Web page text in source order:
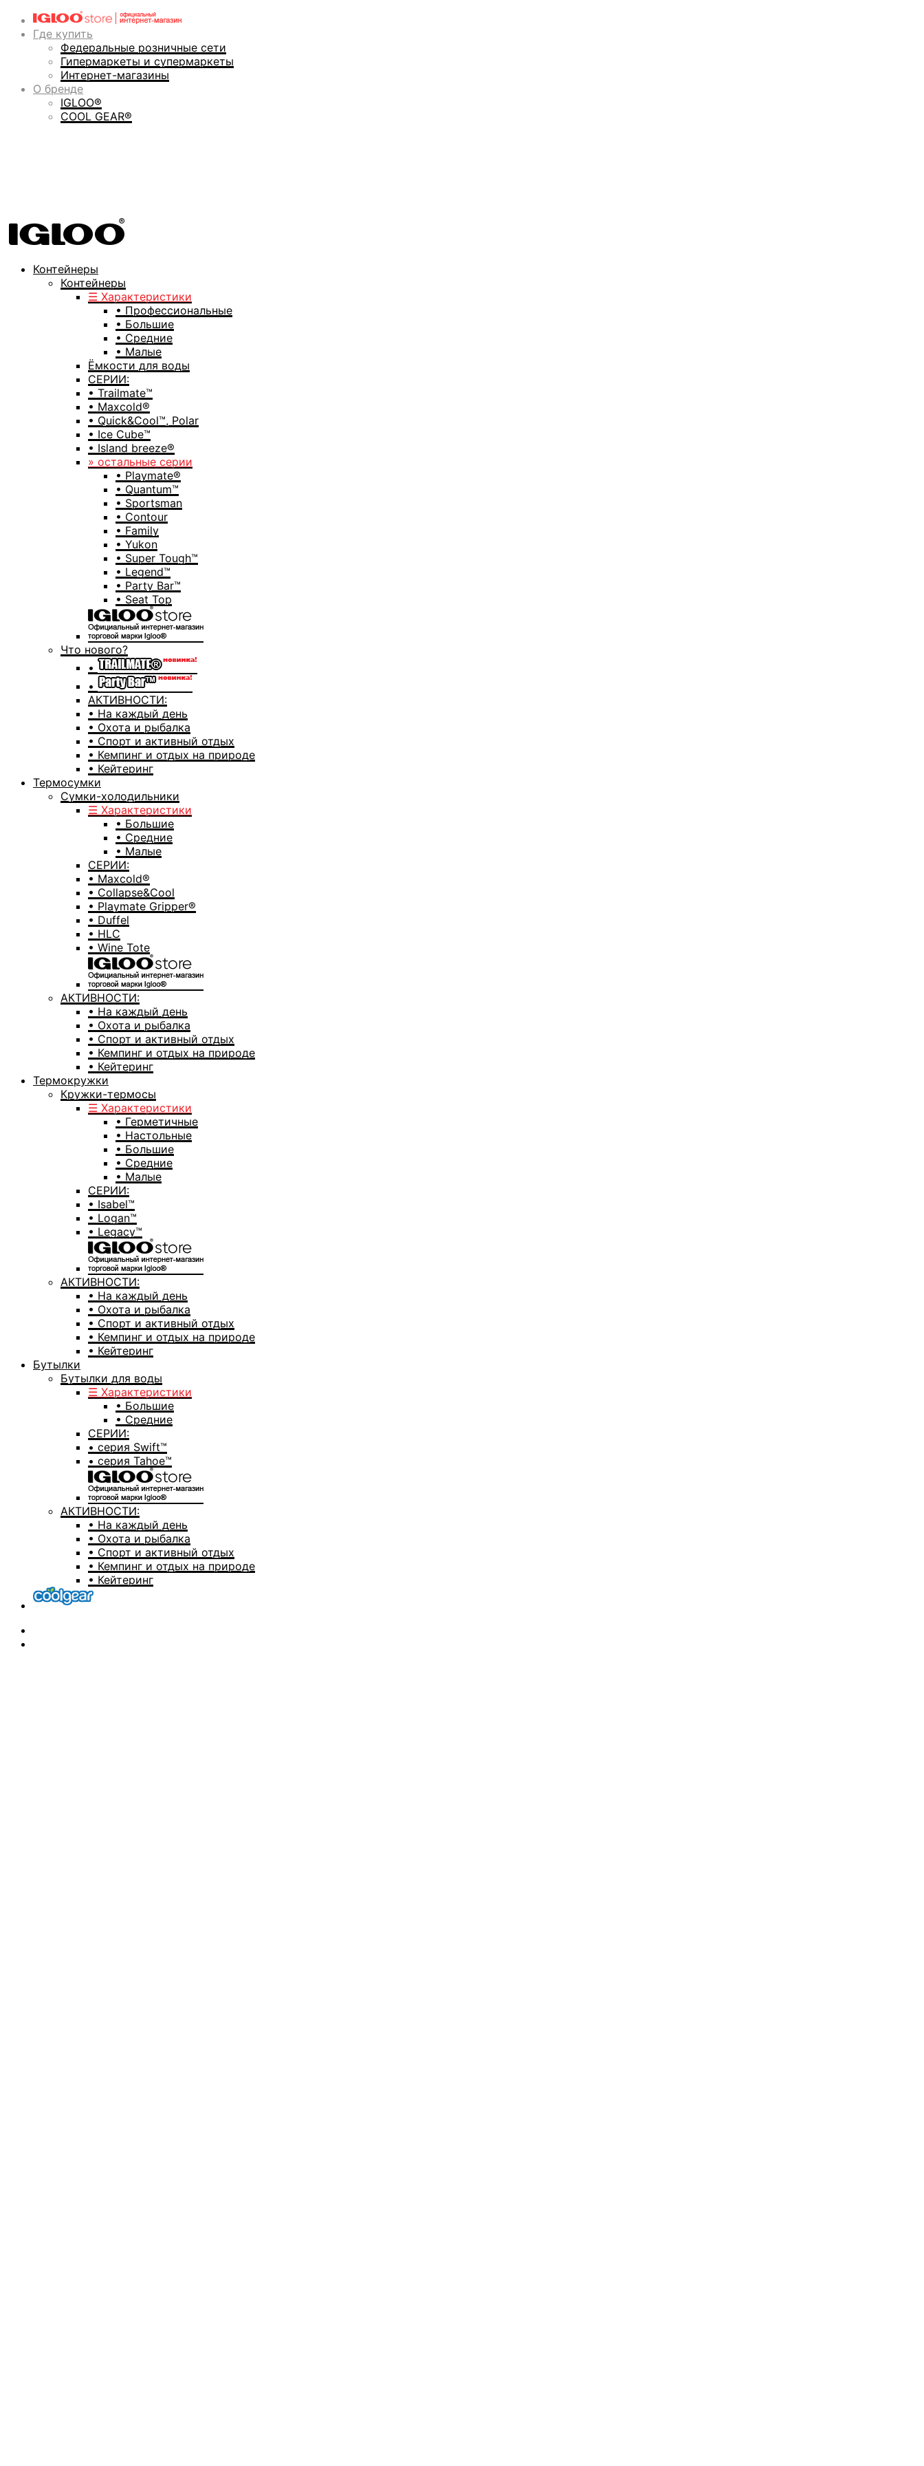
Где купить
Федеральные розничные сети
Гипермаркеты и супермаркеты
Интернет-магазины
О бренде
IGLOO®
COOL GEAR®
Контейнеры
Контейнеры
☰ Характеристики
• Профессиональные
• Большие
• Средние
• Малые
Ёмкости для воды
СЕРИИ:
• Trailmate™
• Maxcold®
• Quick&Cool™, Polar
• Ice Cube™
• Island breeze®
» остальные серии
• Playmate®
• Quantum™
• Sportsman
• Contour
• Family
• Yukon
• Super Tough™
• Legend™
• Party Bar™
• Seat Top
Что нового?
•
•
АКТИВНОСТИ:
• На каждый день
• Охота и рыбалка
• Спорт и активный отдых
• Кемпинг и отдых на природе
• Кейтеринг
Термосумки
Сумки-холодильники
☰ Характеристики
• Большие
• Средние
• Малые
СЕРИИ:
• Maxcold®
• Collapse&Cool
• Playmate Gripper®
• Duffel
• HLC
• Wine Tote
АКТИВНОСТИ:
• На каждый день
• Охота и рыбалка
• Спорт и активный отдых
• Кемпинг и отдых на природе
• Кейтеринг
Термокружки
Кружки-термосы
☰ Характеристики
• Герметичные
• Настольные
• Большие
• Средние
• Малые
СЕРИИ:
• Isabel™
• Logan™
• Legacy™
АКТИВНОСТИ:
• На каждый день
• Охота и рыбалка
• Спорт и активный отдых
• Кемпинг и отдых на природе
• Кейтеринг
Бутылки
Бутылки для воды
☰ Характеристики
• Большие
• Средние
СЕРИИ:
• серия Swift™
• серия Tahoe™
АКТИВНОСТИ:
• На каждый день
• Охота и рыбалка
• Спорт и активный отдых
• Кемпинг и отдых на природе
• Кейтеринг